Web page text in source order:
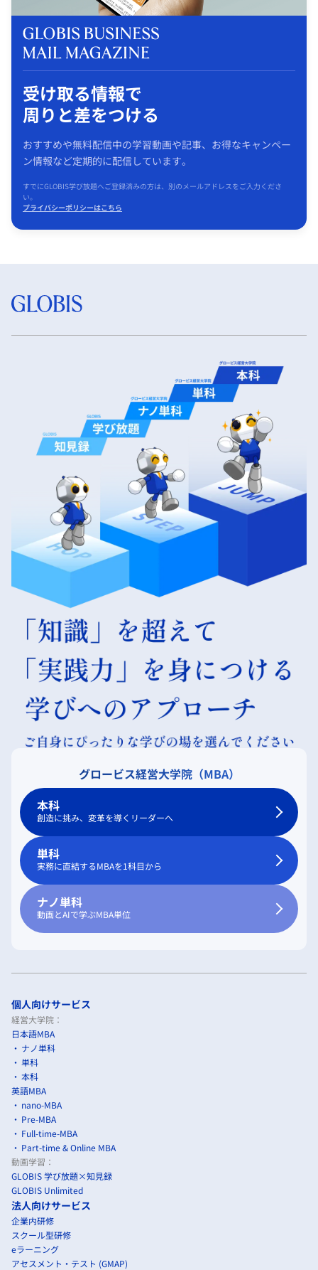
受け取る情報で
周りと差をつける
おすすめや無料配信中の学習動画や記事、お得なキャンペー
ン情報など定期的に配信しています。
すでにGLOBIS学び放題へご登録済みの方は、別のメールアドレスをご入力くださ
い。
プライバシーポリシーはこちら
グロービス経営大学院（MBA）
本科
創造に挑み、変革を導くリーダーへ
単科
実務に直結するMBAを1科目から
ナノ単科
動画とAIで学ぶMBA単位
個人向けサービス
経営大学院：
日本語MBA
ナノ単科
単科
本科
英語MBA
nano-MBA
Pre-MBA
Full-time-MBA
Part-time & Online MBA
動画学習：
GLOBIS 学び放題×知見録
GLOBIS Unlimited
法人向けサービス
企業内研修
スクール型研修
eラーニング
アセスメント・テスト (GMAP)